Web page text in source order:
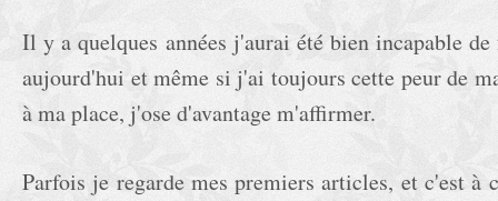
Il y a quelques années j'aurai été bien incapable
aujourd'hui et même si j'ai toujours cette peur de
à ma place, j'ose d'avantage m'affirmer.
Parfois je regarde mes premiers articles, et c'est à